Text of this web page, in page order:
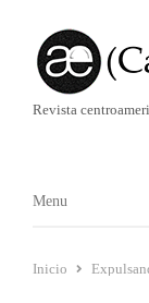
Revista
Menú
Menu
Inicio